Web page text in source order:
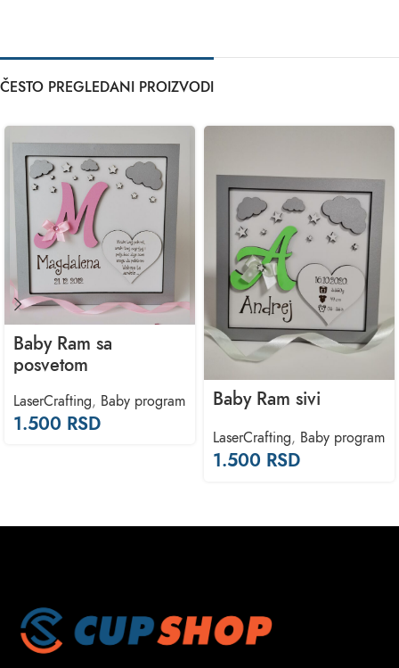
ČESTO PREGLEDANI PROIZVODI
Baby Ram sa
posvetom
LaserCrafting, Baby program
1.500 RSD
Baby Ram sivi
LaserCrafting, Baby program
1.500 RSD